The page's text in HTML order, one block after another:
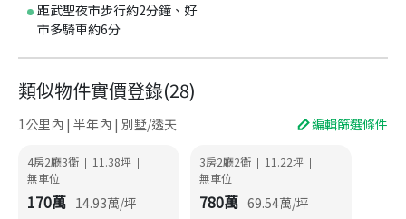
距武聖夜市步行約2分鐘、好
市多騎車約6分
類似物件實價登錄(28)
1公里內 | 半年內 | 別墅/透天 編輯篩選條件
4房2廳3衛 | 11.38坪 |
無車位
170萬 14.93萬/坪
3房2廳2衛 | 11.22坪 |
無車位
780萬 69.54萬/坪